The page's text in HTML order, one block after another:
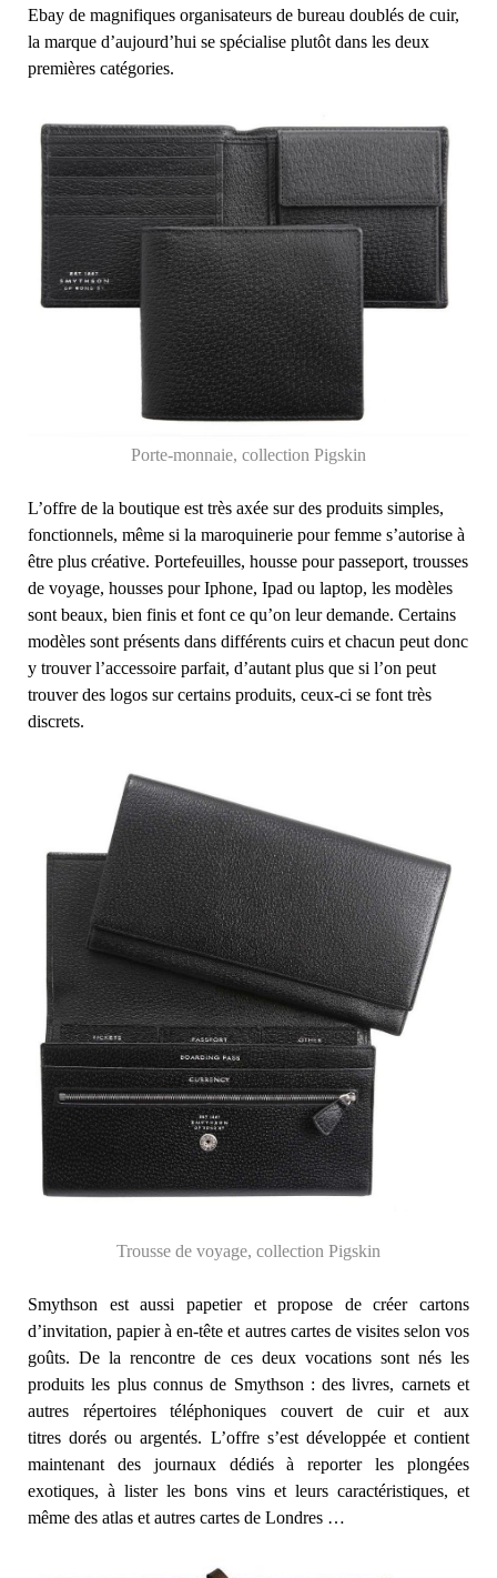
Ebay de magnifiques organisateurs de bureau doublés de cuir,
la marque d’aujourd’hui se spécialise plutôt dans les deux
premières catégories.
Porte-monnaie, collection Pigskin
L’offre de la boutique est très axée sur des produits simples,
fonctionnels, même si la maroquinerie pour femme s’autorise à
être plus créative. Portefeuilles, housse pour passeport, trousses
de voyage, housses pour Iphone, Ipad ou laptop, les modèles
sont beaux, bien finis et font ce qu’on leur demande. Certains
modèles sont présents dans différents cuirs et chacun peut donc
y trouver l’accessoire parfait, d’autant plus que si l’on peut
trouver des logos sur certains produits, ceux-ci se font très
discrets.
Trousse de voyage, collection Pigskin
Smythson est aussi papetier et propose de créer cartons
d’invitation, papier à en-tête et autres cartes de visites selon vos
goûts. De la rencontre de ces deux vocations sont nés les
produits les plus connus de Smythson : des livres, carnets et
autres répertoires téléphoniques couvert de cuir et aux
titres dorés ou argentés. L’offre s’est développée et contient
maintenant des journaux dédiés à reporter les plongées
exotiques, à lister les bons vins et leurs caractéristiques, et
même des atlas et autres cartes de Londres …